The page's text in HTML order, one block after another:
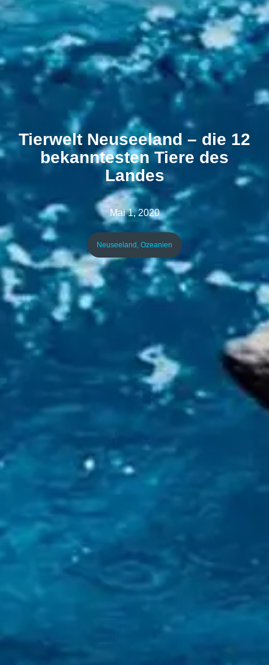
Tierwelt Neuseeland – die 12
bekanntesten Tiere des
Landes
Mai 1, 2020
Neuseeland, Ozeanien